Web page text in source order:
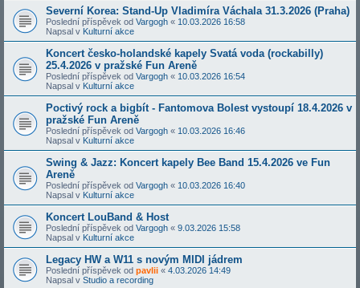
Severní Korea: Stand-Up Vladimíra Váchala 31.3.2026 (Praha)
Poslední příspěvek od Vargogh « 10.03.2026 16:58
Napsal v Kulturní akce
Koncert česko-holandské kapely Svatá voda (rockabilly)
25.4.2026 v pražské Fun Areně
Poslední příspěvek od Vargogh « 10.03.2026 16:54
Napsal v Kulturní akce
Poctivý rock a bigbít - Fantomova Bolest vystoupí 18.4.2026 v
pražské Fun Areně
Poslední příspěvek od Vargogh « 10.03.2026 16:46
Napsal v Kulturní akce
Swing & Jazz: Koncert kapely Bee Band 15.4.2026 ve Fun
Areně
Poslední příspěvek od Vargogh « 10.03.2026 16:40
Napsal v Kulturní akce
Koncert LouBand & Host
Poslední příspěvek od Vargogh « 9.03.2026 15:58
Napsal v Kulturní akce
Legacy HW a W11 s novým MIDI jádrem
Poslední příspěvek od pavlii « 4.03.2026 14:49
Napsal v Studio a recording